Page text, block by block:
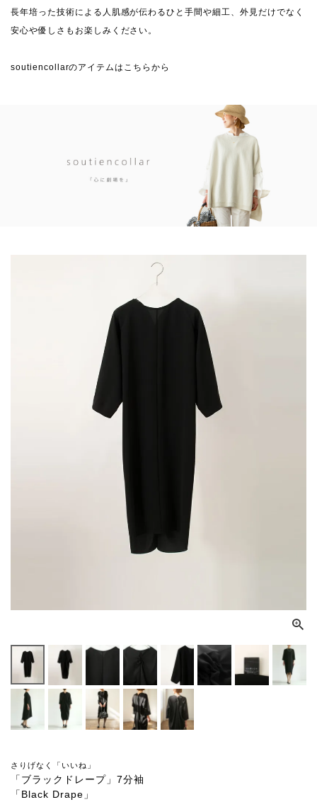
長年培った技術による人肌感が伝わるひと手間や細工、外見だけでなく
安心や優しさもお楽しみください。
soutiencollarのアイテムはこちらから
さりげなく「いいね」
「ブラックドレープ」7分袖
「Black Drape」